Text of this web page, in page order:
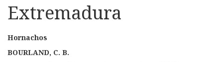
Extremadura
Hornachos
BOURLAND, C. B.